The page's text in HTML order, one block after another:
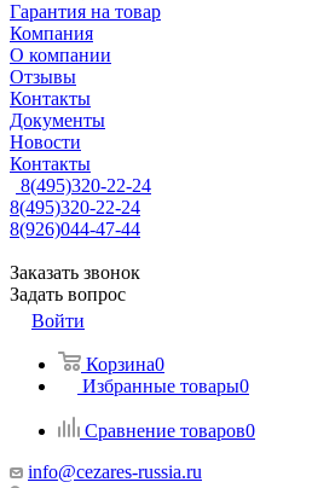
Гарантия на товар
Компания
О компании
Отзывы
Контакты
Документы
Новости
Контакты
8(495)320-22-24
8(495)320-22-24
8(926)044-47-44
Заказать звонок
Задать вопрос
Войти
Корзина0
Избранные товары0
Сравнение товаров0
info@cezares-russia.ru